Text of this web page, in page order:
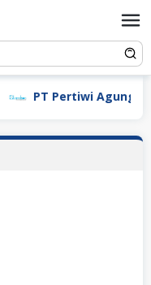
PT Pertiwi Agung